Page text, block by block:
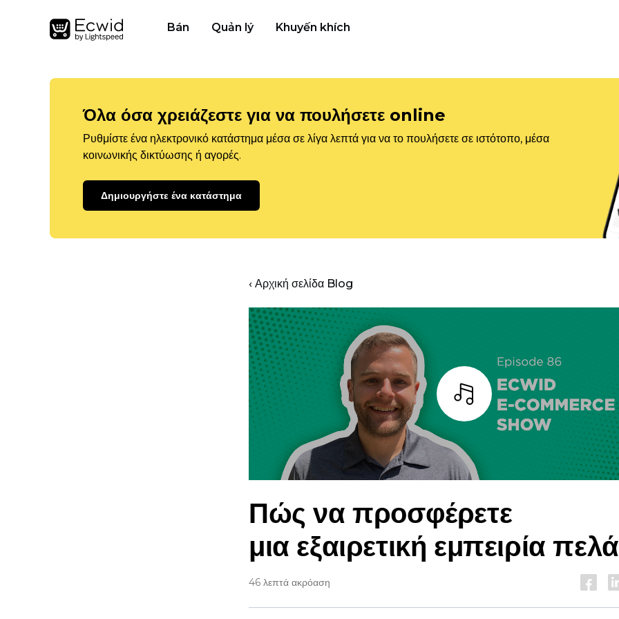
Bán Quản lý Khuyến khích
Όλα όσα χρειάζεστε για να πουλήσετε online
Ρυθμίστε ένα ηλεκτρονικό κατάστημα μέσα σε λίγα λεπτά για να το πουλήσετε σε ιστότοπο, μέσα
κοινωνικής δικτύωσης ή αγορές.
Δημιουργήστε ένα κατάστημα
‹ Αρχική σελίδα Blog
Άκουσε
Πώς να προσφέρετε
μια εξαιρετική εμπειρία
46 λεπτά ακρόαση